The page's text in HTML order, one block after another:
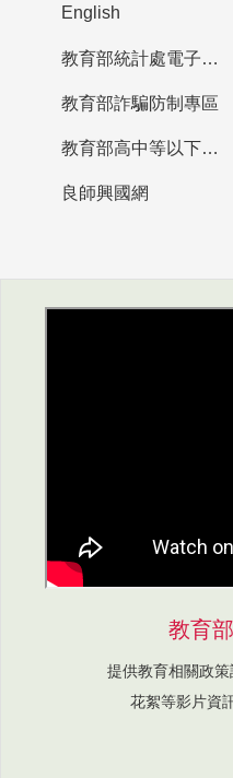
English
教育部統計處電子書櫃
教育部詐騙防制專區
教育部高中等以下學校及幼兒園教師資格檢定考試
良師興國網
教育
提供教育相關政
花絮等影片資